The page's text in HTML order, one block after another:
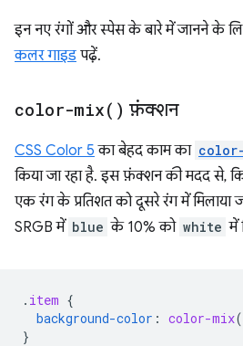
इन नए रंगों और स्पेस के बारे में जानने के
कलर गाइड पढ़ें.
color-mix( ) फ़ंक्शन
CSS Color 5 का बेहद काम का
किया जा रहा है. इस फ़ंक्शन की मदद से,
एक रंग के प्रतिशत को दूसरे रंग में मिलाया
SRGB में blue के 10% को white में
. item {
background-color : color-mix(
}